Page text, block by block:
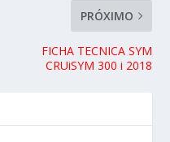
PRÓXIMO
FICHA TECNICA SYM
CRUiSYM 300 i 2018